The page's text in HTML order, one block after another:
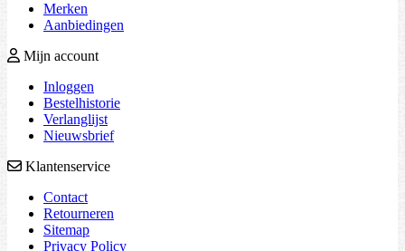
Merken
Aanbiedingen
Mijn account
Inloggen
Bestelhistorie
Verlanglijst
Nieuwsbrief
Klantenservice
Contact
Retourneren
Sitemap
Privacy Policy